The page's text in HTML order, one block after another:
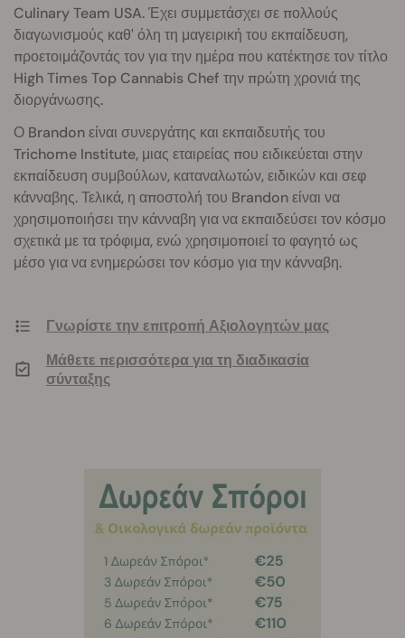
Culinary Team USA. Έχει συμμετάσχει σε πολλούς
διαγωνισμούς καθ' όλη τη μαγειρική του εκπαίδευση,
προετοιμάζοντάς τον για την ημέρα που κατέκτησε τον τίτλο
High Times Top Cannabis Chef την πρώτη χρονιά της
διοργάνωσης.
Ο Brandon είναι συνεργάτης και εκπαιδευτής του
Trichome Institute, μιας εταιρείας που ειδικεύεται στην
εκπαίδευση συμβούλων, καταναλωτών, ειδικών και σεφ
κάνναβης. Τελικά, η αποστολή του Brandon είναι να
χρησιμοποιήσει την κάνναβη για να εκπαιδεύσει τον κόσμο
σχετικά με τα τρόφιμα, ενώ χρησιμοποιεί το φαγητό ως
μέσο για να ενημερώσει τον κόσμο για την κάνναβη.
Γνωρίστε την επιτροπή Αξιολογητών μας
Μάθετε περισσότερα για τη διαδικασία
σύνταξης